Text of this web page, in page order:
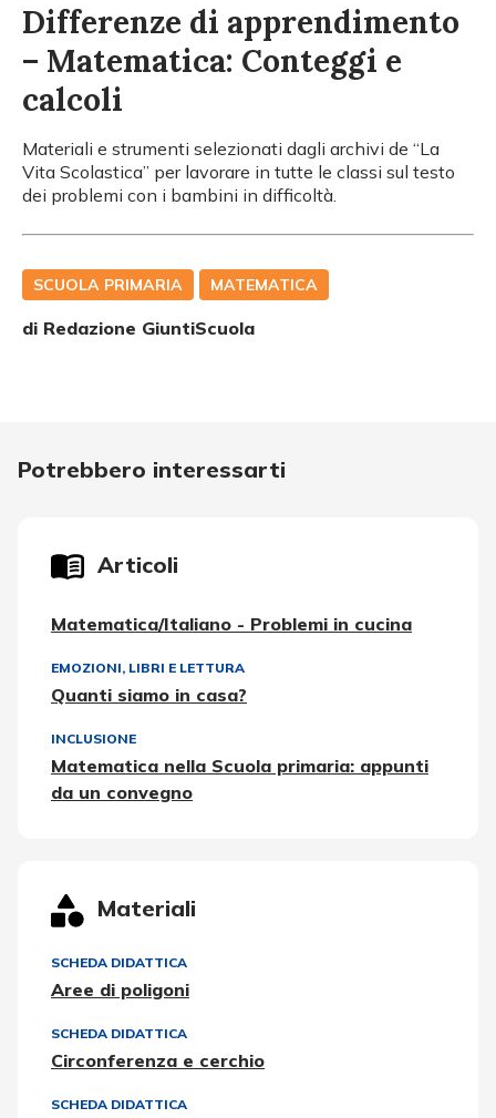
Differenze di apprendimento
– Matematica: Conteggi e
calcoli
Materiali e strumenti selezionati dagli archivi de “La
Vita Scolastica” per lavorare in tutte le classi sul testo
dei problemi con i bambini in difficoltà.
SCUOLA PRIMARIA MATEMATICA
di Redazione GiuntiScuola
Potrebbero interessarti
Articoli
Matematica/Italiano - Problemi in cucina
EMOZIONI, LIBRI E LETTURA
Quanti siamo in casa?
INCLUSIONE
Matematica nella Scuola primaria: appunti
da un convegno
Materiali
SCHEDA DIDATTICA
Aree di poligoni
SCHEDA DIDATTICA
Circonferenza e cerchio
SCHEDA DIDATTICA